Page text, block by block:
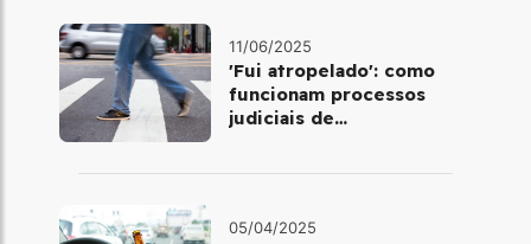
11/06/2025
'Fui atropelado': como
funcionam processos
judiciais de
05/04/2025